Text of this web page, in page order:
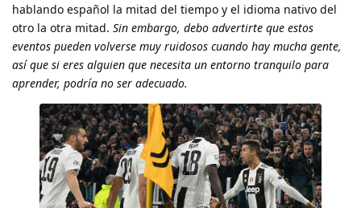
hablando español la mitad del tiempo y el idioma nativo del
otro la otra mitad. Sin embargo, debo advertirte que estos
eventos pueden volverse muy ruidosos cuando hay mucha gente,
así que si eres alguien que necesita un entorno tranquilo para
aprender, podría no ser adecuado.